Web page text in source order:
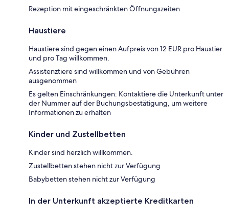
Rezeption mit eingeschränkten Öffnungszeiten
Haustiere
Haustiere sind gegen einen Aufpreis von 12 EUR pro Haustier
und pro Tag willkommen.
Assistenztiere sind willkommen und von Gebühren
ausgenommen
Es gelten Einschränkungen: Kontaktiere die Unterkunft unter
der Nummer auf der Buchungsbestätigung, um weitere
Informationen zu erhalten
Kinder und Zustellbetten
Kinder sind herzlich willkommen.
Zustellbetten stehen nicht zur Verfügung
Babybetten stehen nicht zur Verfügung
In der Unterkunft akzeptierte Kreditkarten